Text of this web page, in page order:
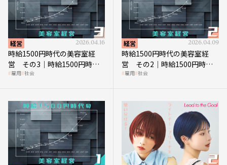
経営 2026.04.16
時給1500円時代の美容室経
営 その3｜時給1500円時
代、美容業はどのような影響
雇用 社会
経営 2026.04.09
時給1500円時代の美容室経
営 その2｜時給1500円時代
に支払う給与はいくらなのか
雇用 社会